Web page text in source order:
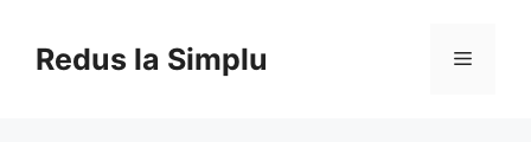
contentRedus la Simplu Menu